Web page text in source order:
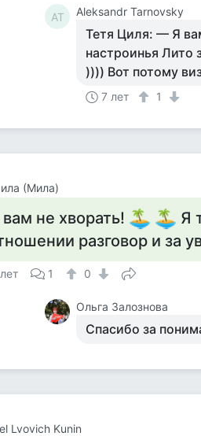
AT Aleksandr Tarnovsky
Тетя Циля: — Я
настроинья Лито
)))) Вот потому
7 лет 1
(Мила)
не хворать!
Я
разговор и за
1 0
Ольга Залознова
Спасибо за
Lvovich Kunin